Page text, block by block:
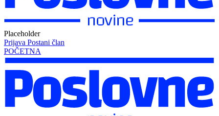
Placeholder
Prijava Postani član
POČETNA